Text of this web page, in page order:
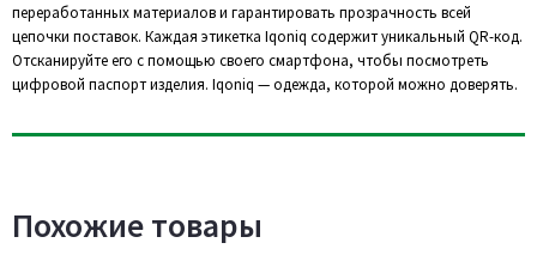
переработанных материалов и гарантировать прозрачность всей
цепочки поставок. Каждая этикетка Iqoniq содержит уникальный QR-код.
Отсканируйте его с помощью своего смартфона, чтобы посмотреть
цифровой паспорт изделия. Iqoniq — одежда, которой можно доверять.
Похожие товары